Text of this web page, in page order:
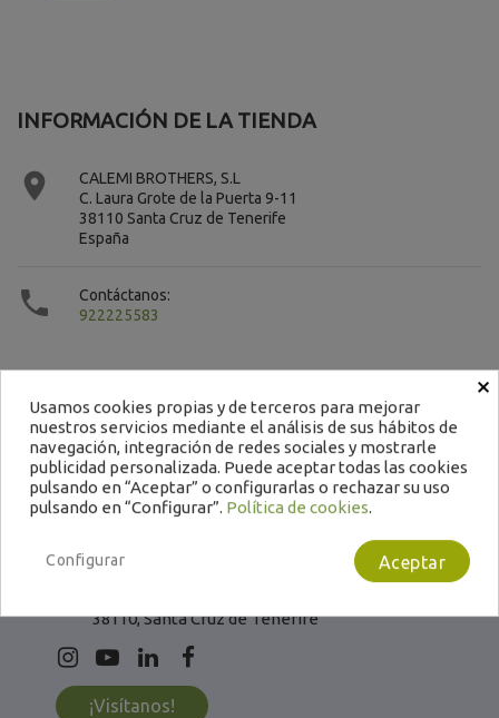
INFORMACIÓN DE LA TIENDA

CALEMI BROTHERS, S.L
C. Laura Grote de la Puerta 9-11
38110 Santa Cruz de Tenerife
España

Contáctanos:
922225583
Contacto
922 22 55 83 / 665 151 479
L - V: 8:00 - 16:00
38110, Santa Cruz de Tenerife
¡Visítanos!
×
Usamos cookies propias y de terceros para mejorar
nuestros servicios mediante el análisis de sus hábitos de
navegación, integración de redes sociales y mostrarle
publicidad personalizada. Puede aceptar todas las cookies
pulsando en “Aceptar” o configurarlas o rechazar su uso
pulsando en “Configurar”. Política de cookies.
Aceptar
Configurar